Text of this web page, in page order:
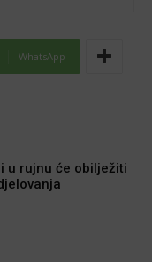
WhatsApp
u rujnu će obilježiti